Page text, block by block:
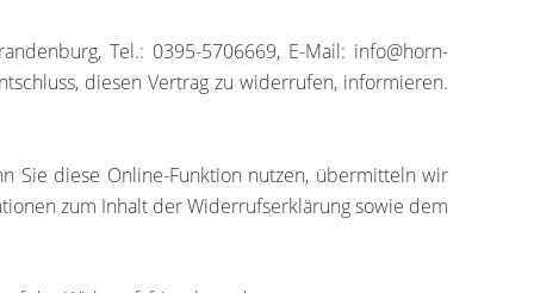
Tel.: 0395-5706669, E-Mail: info@horn-
diesen Vertrag zu widerrufen, informieren.
Sie diese Online-Funktion nutzen, übermitteln wir
zum Inhalt der Widerrufserklärung sowie dem